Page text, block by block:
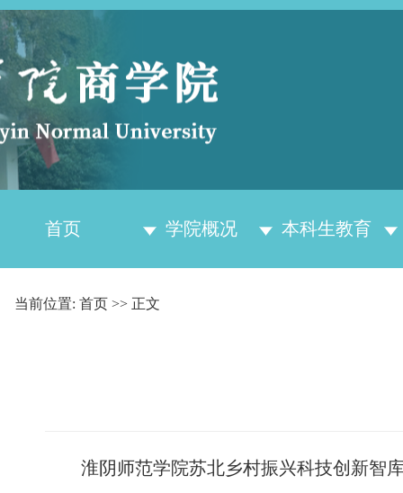
首页 学院概况 本科生教育
当前位置: 首页 >> 正文
淮阴师范学院苏北乡村振兴科技创新智